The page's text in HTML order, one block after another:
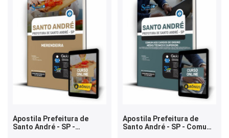
Apostila Prefeitura de
Santo André - SP -
Apostila Prefeitura de
Santo André - SP - Comum